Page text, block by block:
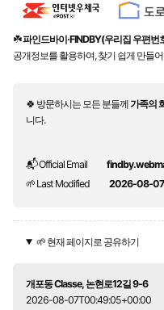
☘️파인드바이·FINDBY(우리집 우편번
공개정보를 활용하여, 찾기 쉽게 만들
🍀 방문하시는 모든 분들께가족의
니다.
📬 Official Email
🌱 Last Modified
2026-08-07
🌱 현재 페이지로 공유하기
개포동 Classe, 논현로12길 9-6
2026-08-07T00:49:05+00:00